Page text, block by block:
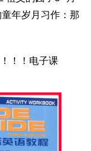
年岁月习作：那
！！电子课